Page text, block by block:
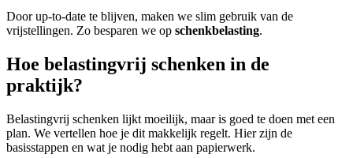
Door up-to-date te blijven, maken we slim gebruik van de
vrijstellingen. Zo besparen we op schenkbelasting.
Hoe belastingvrij schenken in de
praktijk?
Belastingvrij schenken lijkt moeilijk, maar is goed te doen met een
plan. We vertellen hoe je dit makkelijk regelt. Hier zijn de
basisstappen en wat je nodig hebt aan papierwerk.